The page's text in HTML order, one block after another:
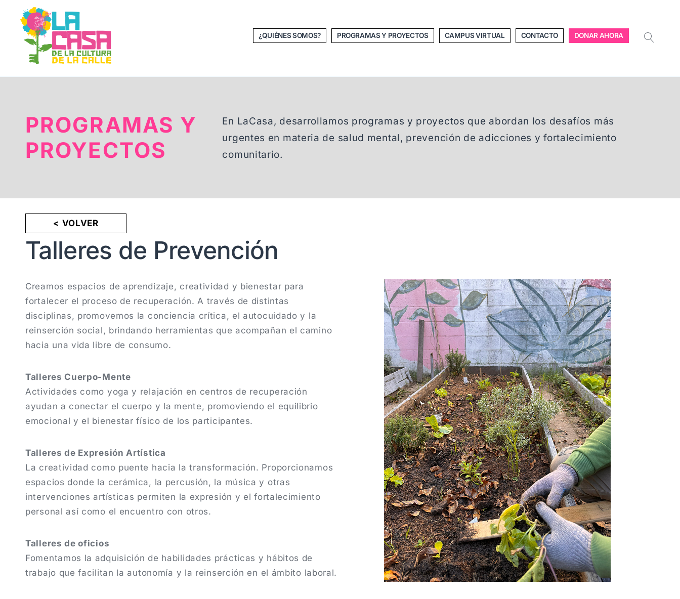
contenido
¿QUIÉNES SOMOS? PROGRAMAS Y PROYECTOS CAMPUS VIRTUAL CONTACTO DONAR AHORA
PROGRAMAS Y
PROYECTOS
En LaCasa, desarrollamos programas y proyectos que abordan los desafíos más
urgentes en materia de salud mental, prevención de adicciones y fortalecimiento
comunitario.
< VOLVER
Talleres de Prevención
Creamos espacios de aprendizaje, creatividad y bienestar para
fortalecer el proceso de recuperación. A través de distintas
disciplinas, promovemos la conciencia crítica, el autocuidado y la
reinserción social, brindando herramientas que acompañan el camino
hacia una vida libre de consumo.
Talleres Cuerpo-Mente
Actividades como yoga y relajación en centros de recuperación
ayudan a conectar el cuerpo y la mente, promoviendo el equilibrio
emocional y el bienestar físico de los participantes.
Talleres de Expresión Artística
La creatividad como puente hacia la transformación. Proporcionamos
espacios donde la cerámica, la percusión, la música y otras
intervenciones artísticas permiten la expresión y el fortalecimiento
personal así como el encuentro con otros.
Talleres de oficios
Fomentamos la adquisición de habilidades prácticas y hábitos de
trabajo que facilitan la autonomía y la reinserción en el ámbito laboral.